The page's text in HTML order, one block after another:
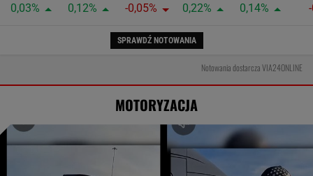
0,03%
0,12%
-0,05%
0,22%
0,14%
SPRAWDŹ NOTOWANIA
Notowania dostarcza VIA24ONLINE
MOTORYZACJA